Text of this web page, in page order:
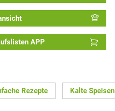
APP
Rezepte Kalte Speisen